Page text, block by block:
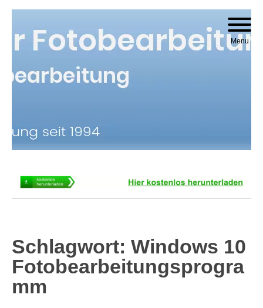
Menu
Schlagwort: Windows 10
Fotobearbeitungsprogra
Mm